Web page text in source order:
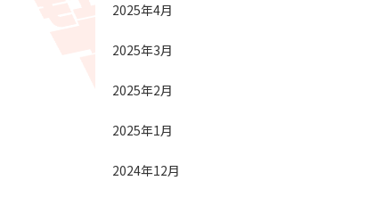
2025年4月
2025年3月
2025年2月
2025年1月
2024年12月